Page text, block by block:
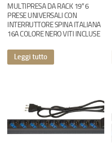
MULTIPRESA DA RACK 19″ 6
PRESE UNIVERSALI CON
INTERRUTTORE SPINA ITALIANA
16A COLORE NERO VITI INCLUSE
Leggi tutto